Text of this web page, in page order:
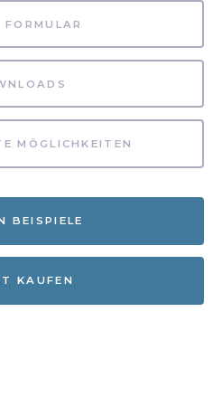
FORMULAR
MÖGLICHKEITEN
BEISPIELE
KAUFEN